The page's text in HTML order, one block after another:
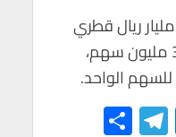
ويبلغ رأسمال “الشركة” 3.2 مليار ريال قطري
تقريباً، موزعاً على نحو 320.3 مليون سهم،
Li
Te